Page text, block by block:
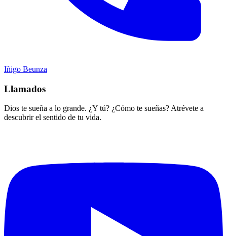
Iñigo Beunza
Llamados
Dios te sueña a lo grande. ¿Y tú? ¿Cómo te sueñas? Atrévete a
descubrir el sentido de tu vida.